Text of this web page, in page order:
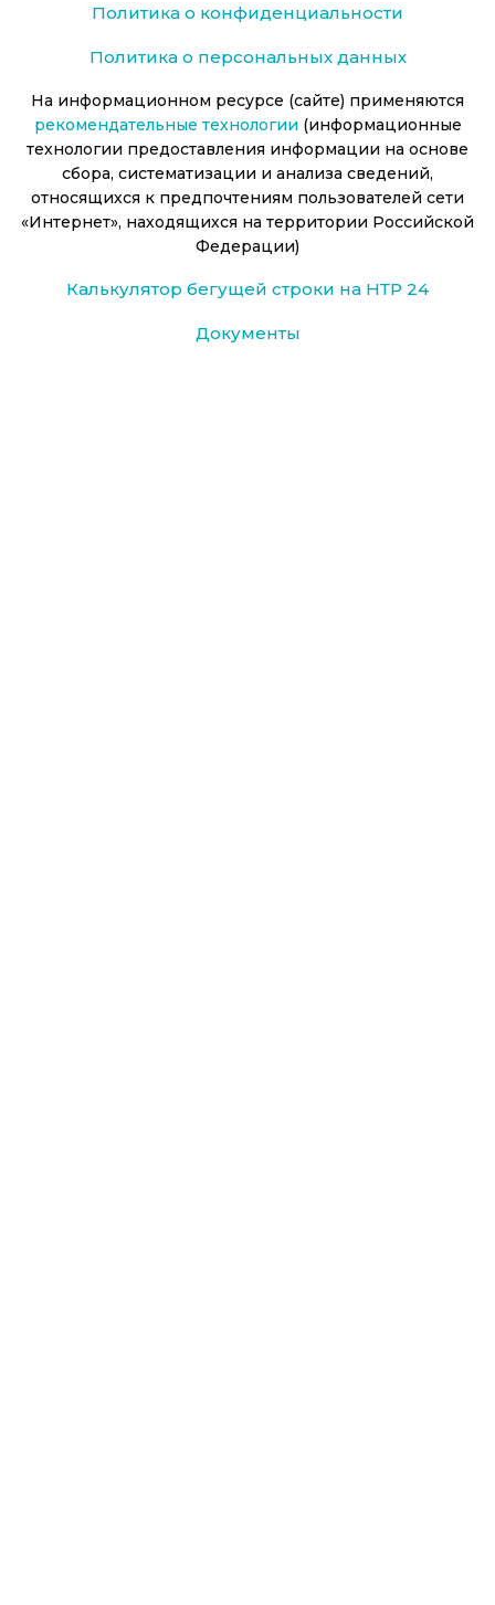
Политика о конфиденциальности
Политика о персональных данных
На информационном ресурсе (сайте) применяются
рекомендательные технологии (информационные
технологии предоставления информации на основе
сбора, систематизации и анализа сведений,
относящихся к предпочтениям пользователей сети
«Интернет», находящихся на территории Российской
Федерации)
Калькулятор бегущей строки на НТР 24
Документы